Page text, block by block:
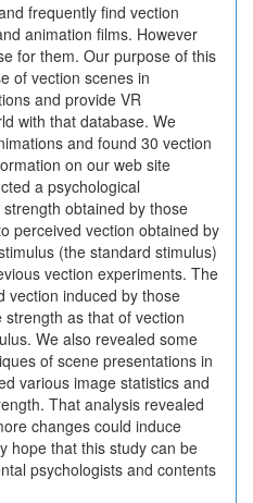
frequently find vection
animation films. However
for them. Our purpose of this
of vection scenes in
and provide VR
with that database. We
and found 30 vection
on our web site
a psychological
obtained by those
perceived vection obtained by
(the standard stimulus)
vection experiments. The
vection induced by those
as that of vection
We also revealed some
of scene presentations in
various image statistics and
That analysis revealed
changes could induce
hope that this study can be
psychologists and contents